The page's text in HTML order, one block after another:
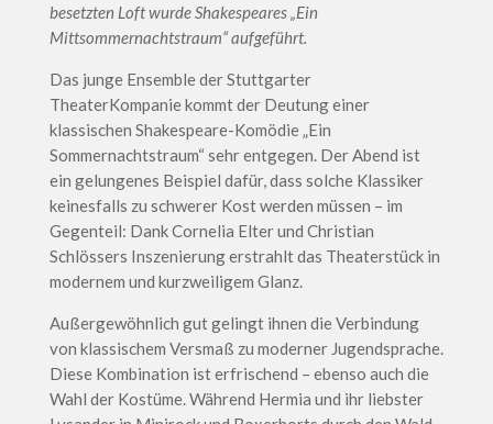
besetzten Loft wurde Shakespeares „Ein
Mittsommernachtstraum“ aufgeführt.
Das junge Ensemble der Stuttgarter
TheaterKompanie kommt der Deutung einer
klassischen Shakespeare-Komödie „Ein
Sommernachtstraum“ sehr entgegen. Der Abend ist
ein gelungenes Beispiel dafür, dass solche Klassiker
keinesfalls zu schwerer Kost werden müssen – im
Gegenteil: Dank Cornelia Elter und Christian
Schlössers Inszenierung erstrahlt das Theaterstück in
modernem und kurzweiligem Glanz.
Außergewöhnlich gut gelingt ihnen die Verbindung
von klassischem Versmaß zu moderner Jugendsprache.
Diese Kombination ist erfrischend – ebenso auch die
Wahl der Kostüme. Während Hermia und ihr liebster